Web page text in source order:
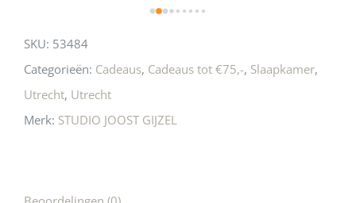
SKU: 53484
Categorieën: Cadeaus, Cadeaus tot €75,-, Slaapkamer,
Utrecht, Utrecht
Merk: STUDIO JOOST GIJZEL